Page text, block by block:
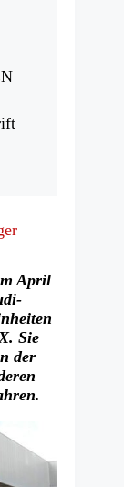
–
April
Sie
der